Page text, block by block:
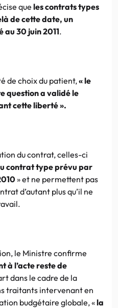
que les contrats types
de cette date, un
30 juin 2011.
de choix du patient,« le
question a validé le
cette liberté ».
du contrat, celles-ci
contrat type prévu par
» et ne permettent pas
d’autant plus qu’il ne
le Ministre confirme
à l’acte reste de
dans le cadre de la
traitants intervenant en
budgétaire globale, «la